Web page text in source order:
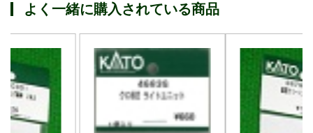
よく一緒に購入されている商品